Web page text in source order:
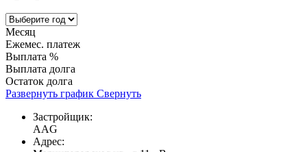
Месяц
Ежемес. платеж
Выплата %
Выплата долга
Остаток долга
Развернуть график Свернуть
Застройщик:
AAG
Адрес: